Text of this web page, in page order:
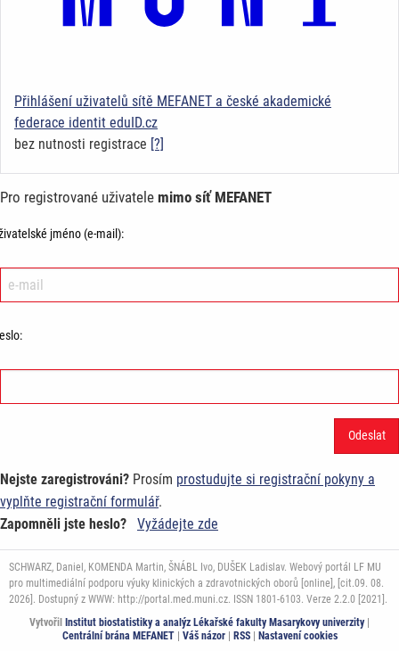
Přihlášení uživatelů sítě MEFANET a české akademické
federace identit eduID.cz
bez nutnosti registrace [?]
Pro registrované uživatele mimo síť MEFANET
jméno (e-mail):
Nejste zaregistrováni? Prosím prostudujte si registrační pokyny a
vyplňte registrační formulář.
Zapomněli jste heslo?
Vyžádejte zde
SCHWARZ, Daniel, KOMENDA Martin, ŠNÁBL Ivo, DUŠEK Ladislav. Webový portál LF MU
pro multimediální podporu výuky klinických a zdravotnických oborů [online], [cit.09. 08.
2026]. Dostupný z WWW: http://portal.med.muni.cz. ISSN 1801-6103. Verze 2.2.0 [2021].
Vytvořil
Institut biostatistiky a analýz Lékařské fakulty Masarykovy univerzity|
Centrální brána MEFANET| Váš názor| RSS| Nastavení cookies